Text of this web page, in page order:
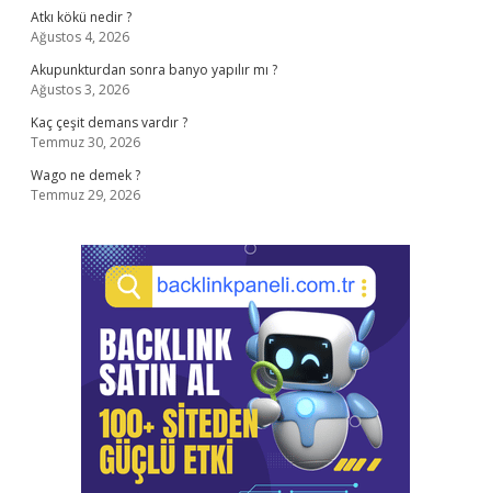
Atkı kökü nedir ?
Ağustos 4, 2026
Akupunkturdan sonra banyo yapılır mı ?
Ağustos 3, 2026
Kaç çeşit demans vardır ?
Temmuz 30, 2026
Wago ne demek ?
Temmuz 29, 2026